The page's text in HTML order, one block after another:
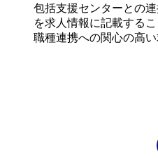
包括支援センターとの
を求人情報に記載する
職種連携への関心の高い